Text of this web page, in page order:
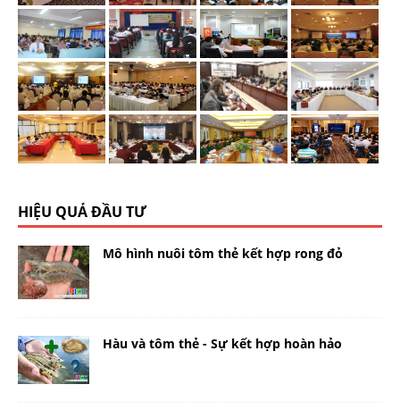
HIỆU QUẢ ĐẦU TƯ
Mô hình nuôi tôm thẻ kết hợp rong đỏ
Hàu và tôm thẻ - Sự kết hợp hoàn hảo